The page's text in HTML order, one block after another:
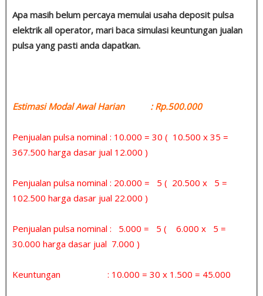
Apa masih belum percaya memulai usaha deposit pulsa
elektrik all operator, mari baca simulasi keuntungan jualan
pulsa yang pasti anda dapatkan.
Estimasi Modal Awal Harian : Rp.500.000
Penjualan pulsa nominal : 10.000 = 30 ( 10.500 x 35 =
367.500 harga dasar jual 12.000 )
Penjualan pulsa nominal : 20.000 = 5 ( 20.500 x 5 =
102.500 harga dasar jual 22.000 )
Penjualan pulsa nominal : 5.000 = 5 ( 6.000 x 5 =
30.000 harga dasar jual 7.000 )
Keuntungan : 10.000 = 30 x 1.500 = 45.000